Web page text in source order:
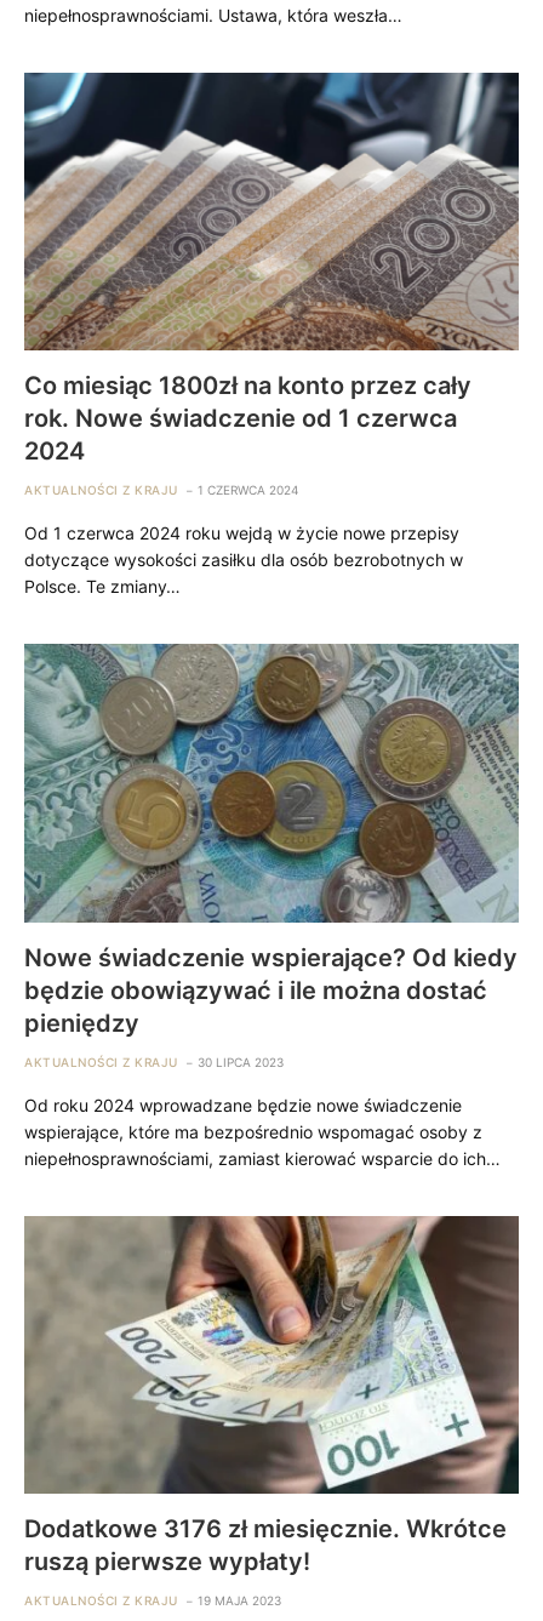
niepełnosprawnościami. Ustawa, która weszła…
Co miesiąc 1800zł na konto przez cały
rok. Nowe świadczenie od 1 czerwca
2024
AKTUALNOŚCI Z KRAJU 1 CZERWCA 2024
Od 1 czerwca 2024 roku wejdą w życie nowe przepisy
dotyczące wysokości zasiłku dla osób bezrobotnych w
Polsce. Te zmiany…
Nowe świadczenie wspierające? Od kiedy
będzie obowiązywać i ile można dostać
pieniędzy
AKTUALNOŚCI Z KRAJU 30 LIPCA 2023
Od roku 2024 wprowadzane będzie nowe świadczenie
wspierające, które ma bezpośrednio wspomagać osoby z
niepełnosprawnościami, zamiast kierować wsparcie do ich…
Dodatkowe 3176 zł miesięcznie. Wkrótce
ruszą pierwsze wypłaty!
AKTUALNOŚCI Z KRAJU 19 MAJA 2023